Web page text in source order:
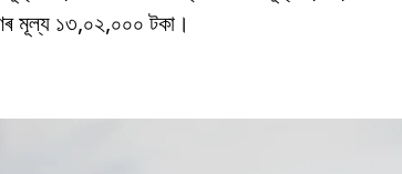
মূল্য ১৩,০২,০০০ টকা।